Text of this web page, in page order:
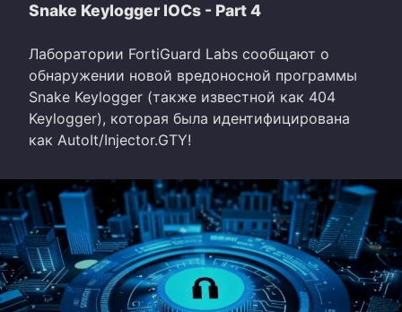
Snake Keylogger IOCs - Part 4
Лаборатории FortiGuard Labs сообщают о
обнаружении новой вредоносной программы
Snake Keylogger (также известной как 404
Keylogger), которая была идентифицирована
как AutoIt/Injector.GTY!